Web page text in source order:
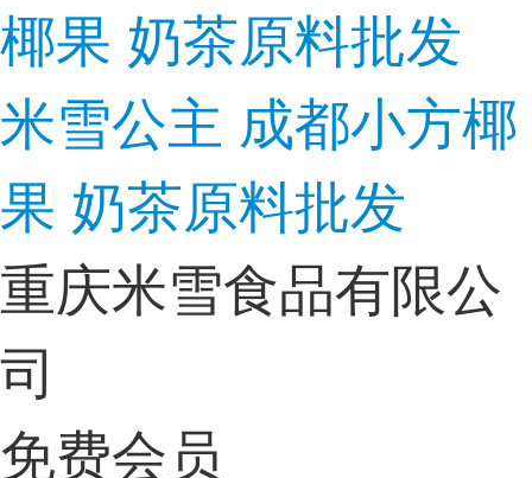
米雪公主 成都小方椰
果 奶茶原料批发
重庆米雪食品有限公
司
免费会员